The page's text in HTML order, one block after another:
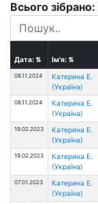
Всього
Дата:⇅ Ім'я:⇅
08.11.2024
Катерина Е.
(Україна)
08.11.2024
Катерина Е.
(Україна)
19.02.2023
Катерина Е.
(Україна)
19.02.2023
Катерина Е.
(Україна)
07.01.2023
Катерина Е.
(Україна)